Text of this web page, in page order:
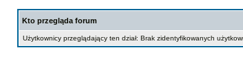
Kto przegląda forum
Użytkownicy przeglądający ten dział: Brak zidentyfikowanych